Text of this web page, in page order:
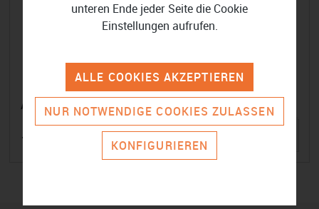
Atera
129,00 €
unteren Ende jeder Seite die Cookie
Einstellungen aufrufen.
NUR NOTWENDIGE COOKIES ZULASSEN
KONFIGURIEREN
ALLE COOKIES AKZEPTIEREN